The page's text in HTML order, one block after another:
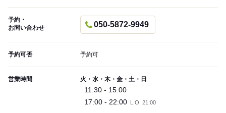
予約・
お問い合わせ
050-5872-9949
予約可否 予約可
営業時間 火・水・木・金・土・日
11:30 - 15:00
17:00 - 22:00 L.O. 21:00